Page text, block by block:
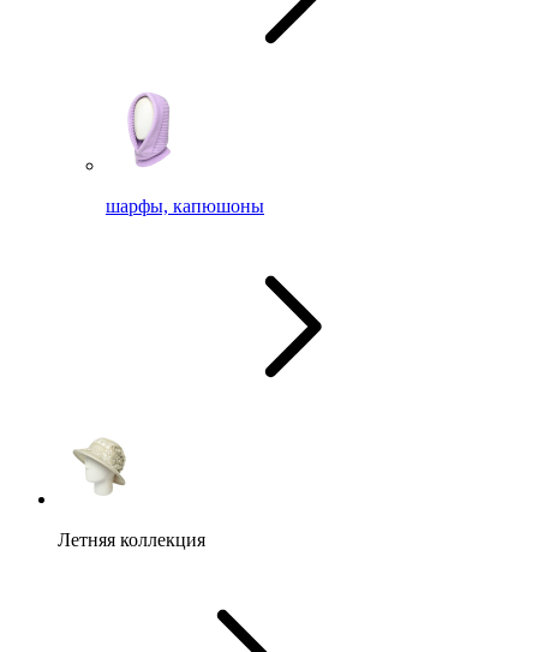
шарфы, капюшоны
Летняя коллекция